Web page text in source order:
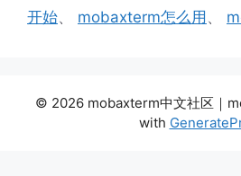
开始、 mobaxterm怎么用 、
© 2026 mobaxterm中文社区｜
with